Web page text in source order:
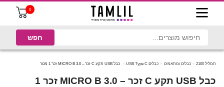
0
תמליל 2100 כבלים ומתאמים כבלים USB Type C כבל USB תקע C זכר – MICRO B 3.0 זכר 1 מטר
כבל USB תקע C זכר – MICRO B 3.0 זכר 1